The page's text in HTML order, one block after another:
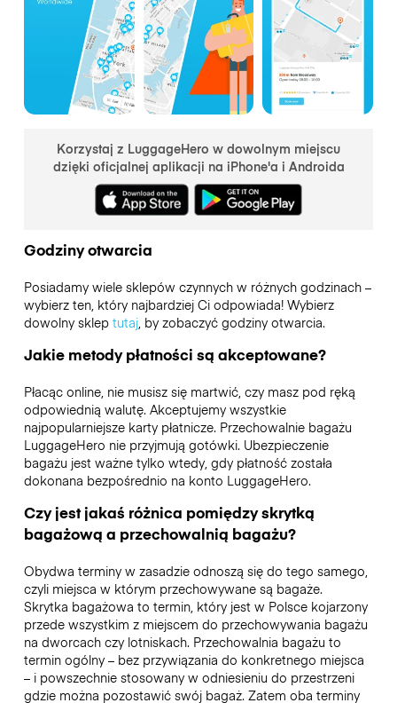
Korzystaj z LuggageHero w dowolnym miejscu
dzięki oficjalnej aplikacji na iPhone'a i Androida
Godziny otwarcia
Posiadamy wiele sklepów czynnych w różnych godzinach –
wybierz ten, który najbardziej Ci odpowiada! Wybierz
dowolny sklep tutaj, by zobaczyć godziny otwarcia.
Jakie metody płatności są akceptowane?
Płacąc online, nie musisz się martwić, czy masz pod ręką
odpowiednią walutę. Akceptujemy wszystkie
najpopularniejsze karty płatnicze. Przechowalnie bagażu
LuggageHero nie przyjmują gotówki. Ubezpieczenie
bagażu jest ważne tylko wtedy, gdy płatność została
dokonana bezpośrednio na konto LuggageHero.
Czy jest jakaś różnica pomiędzy skrytką
bagażową a przechowalnią bagażu?
Obydwa terminy w zasadzie odnoszą się do tego samego,
czyli miejsca w którym przechowywane są bagaże.
Skrytka bagażowa to termin, który jest w Polsce kojarzony
przede wszystkim z miejscem do przechowywania bagażu
na dworcach czy lotniskach. Przechowalnia bagażu to
termin ogólny – bez przywiązania do konkretnego miejsca
– i powszechnie stosowany w odniesieniu do przestrzeni
gdzie można pozostawić swój bagaż. Zatem oba terminy